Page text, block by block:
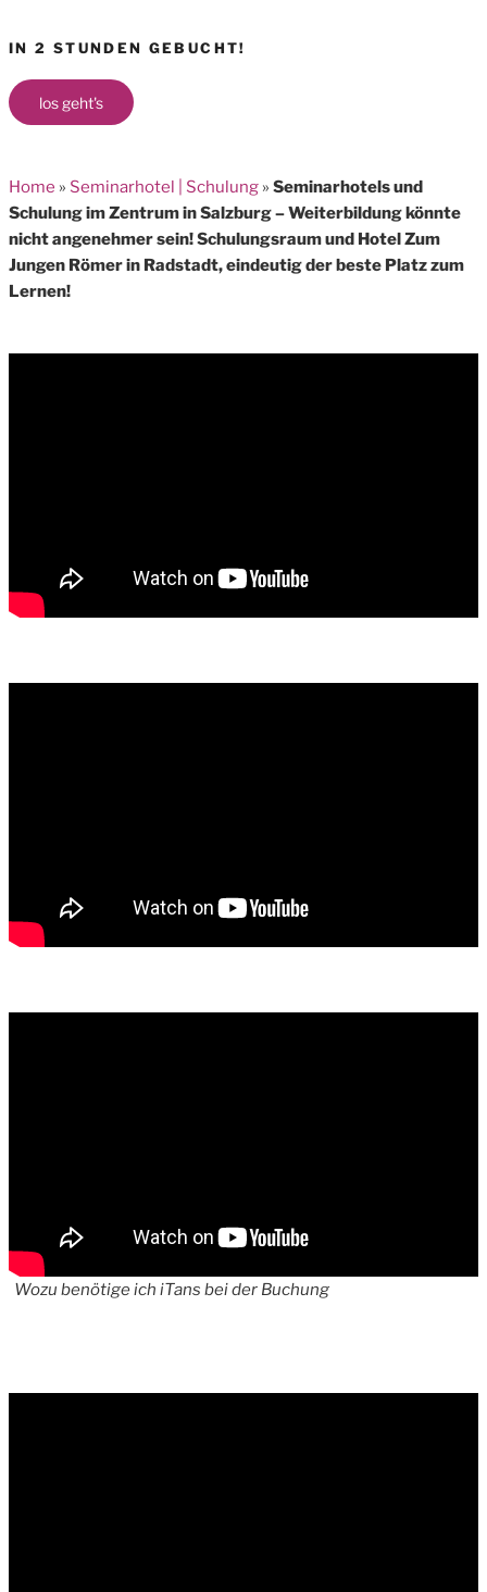
IN 2 STUNDEN GEBUCHT!
los geht's
Home » Seminarhotel | Schulung » Seminarhotels und
Schulung im Zentrum in Salzburg – Weiterbildung könnte
nicht angenehmer sein! Schulungsraum und Hotel Zum
Jungen Römer in Radstadt, eindeutig der beste Platz zum
Lernen!
Wozu benötige ich iTans bei der Buchung